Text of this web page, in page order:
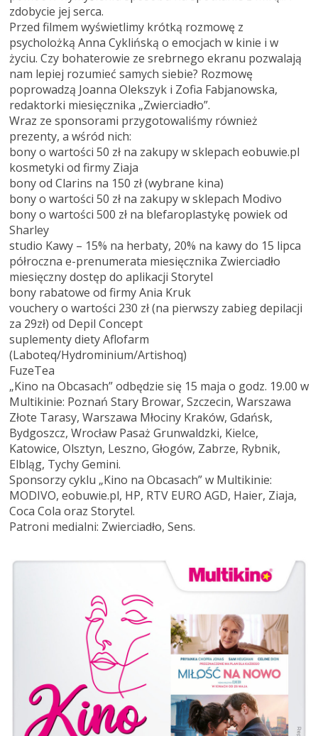
zdobycie jej serca.
Przed filmem wyświetlimy krótką rozmowę z
psycholożką Anna Cyklińską o emocjach w kinie i w
życiu. Czy bohaterowie ze srebrnego ekranu pozwalają
nam lepiej rozumieć samych siebie? Rozmowę
poprowadzą Joanna Olekszyk i Zofia Fabjanowska,
redaktorki miesięcznika „Zwierciadło”.
Wraz ze sponsorami przygotowaliśmy również
prezenty, a wśród nich:
bony o wartości 50 zł na zakupy w sklepach eobuwie.pl
kosmetyki od firmy Ziaja
bony od Clarins na 150 zł (wybrane kina)
bony o wartości 50 zł na zakupy w sklepach Modivo
bony o wartości 500 zł na blefaroplastykę powiek od
Sharley
studio Kawy – 15% na herbaty, 20% na kawy do 15 lipca
półroczna e-prenumerata miesięcznika Zwierciadło
miesięczny dostęp do aplikacji Storytel
bony rabatowe od firmy Ania Kruk
vouchery o wartości 230 zł (na pierwszy zabieg depilacji
za 29zł) od Depil Concept
suplementy diety Aflofarm
(Laboteq/Hydrominium/Artishoq)
FuzeTea
„Kino na Obcasach” odbędzie się 15 maja o godz. 19.00 w
Multikinie: Poznań Stary Browar, Szczecin, Warszawa
Złote Tarasy, Warszawa Młociny Kraków, Gdańsk,
Bydgoszcz, Wrocław Pasaż Grunwaldzki, Kielce,
Katowice, Olsztyn, Leszno, Głogów, Zabrze, Rybnik,
Elbląg, Tychy Gemini.
Sponsorzy cyklu „Kino na Obcasach” w Multikinie:
MODIVO, eobuwie.pl, HP, RTV EURO AGD, Haier, Ziaja,
Coca Cola oraz Storytel.
Patroni medialni: Zwierciadło, Sens.